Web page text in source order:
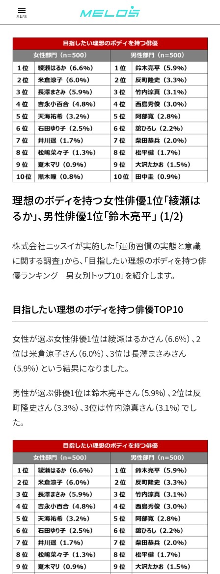
MENU
理想のボディを持つ女性俳優1位「綾瀬は
るか」、男性俳優1位「鈴木亮平」 (1/2)
株式会社ニッスイが実施した「運動習慣の実態と意識
に関する調査」から、「目指したい理想のボディを持つ俳
優ランキング 男女別トップ10」を紹介します。
目指したい理想のボディを持つ俳優TOP10
女性が選ぶ女性俳優1位は綾瀬はるかさん（6.6％）、2
位は米倉涼子さん（6.0％）、3位は長澤まさみさん
（5.9％）という結果になりました。
男性が選ぶ俳優1位は鈴木亮平さん（5.9%）、2位は反
町隆史さん（3.3%）、3位は竹内涼真さん（3.1%）でし
た。